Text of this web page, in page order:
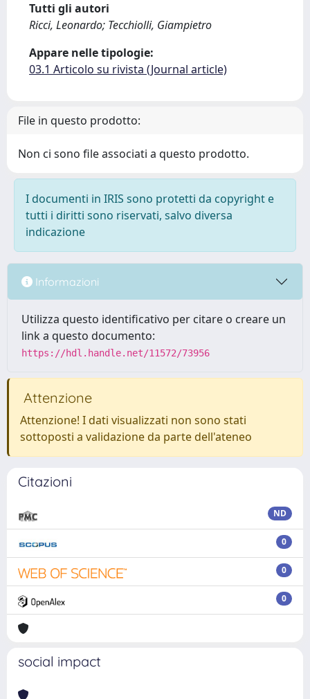
Tutti gli autori
Ricci, Leonardo; Tecchiolli, Giampietro
Appare nelle tipologie:
03.1 Articolo su rivista (Journal article)
File in questo prodotto:
Non ci sono file associati a questo prodotto.
I documenti in IRIS sono protetti da copyright e
tutti i diritti sono riservati, salvo diversa
indicazione
Informazioni
Utilizza questo identificativo per citare o creare un
link a questo documento:
https://hdl.handle.net/11572/73956
Attenzione
Attenzione! I dati visualizzati non sono stati
sottoposti a validazione da parte dell'ateneo
Citazioni
ND
0
0
0
social impact